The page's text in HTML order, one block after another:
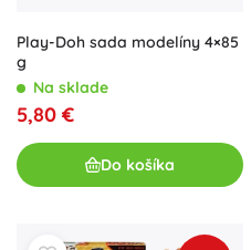
Play-Doh sada modelíny 4×85
g
Na sklade
5,80 €
Do košíka